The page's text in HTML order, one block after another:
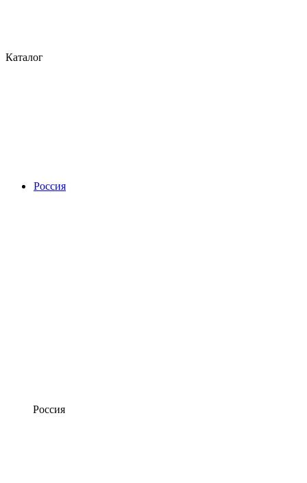
Каталог
Россия
Россия